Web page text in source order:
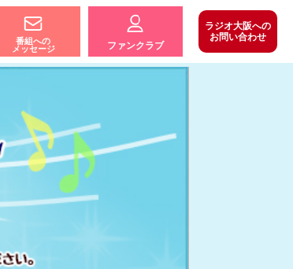
番組への
メッセージ
ファンクラブ
ラジオ大阪への
お問い合わせ